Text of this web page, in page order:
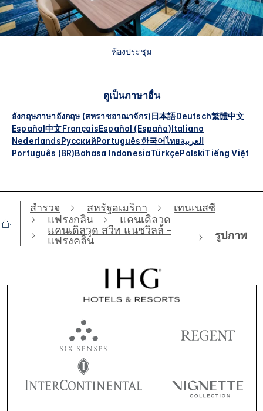
ห้องประชุม
ดูเป็นภาษาอื่น
อังกฤษภาษาอังกฤษ (สหราชอาณาจักร)日本語Deutsch繁體中文
Español中文FrançaisEspañol (España)Italiano
NederlandsРусскийPortuguês한국어ไทยالعربية
Português (BR)Bahasa IndonesiaTürkçePolskiTiếng Việt
สำรวจ สหรัฐอเมริกา
เทนเนสซี
แฟรงกลิน
แคนเดิลวูด
แคนเดิลวูด สวีท แนชวิลล์ -
แฟรงคลิน
รูปภาพ